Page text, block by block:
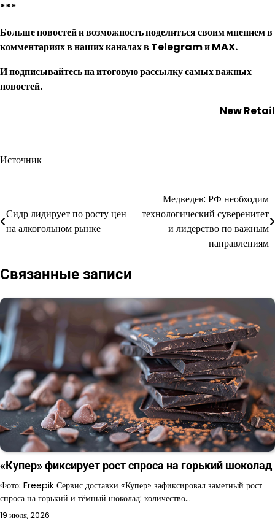
***
Больше новостей и возможность поделиться своим мнением в
комментариях в наших каналах вTelegramиMAX.
Иподписывайтесьна итоговую рассылку самых важных
новостей.
New Retail
Источник
по
Сидр лидирует по росту цен
на алкогольном рынке
Медведев: РФ необходим
технологический суверенитет
и лидерство по важным
направлениям
Связанные записи
«Купер» фиксирует рост спроса на горький шоколад
Фото: Freepik Сервис доставки «Купер» зафиксировал заметный рост
спроса на горький и тёмный шоколад: количество…
19 июля, 2026